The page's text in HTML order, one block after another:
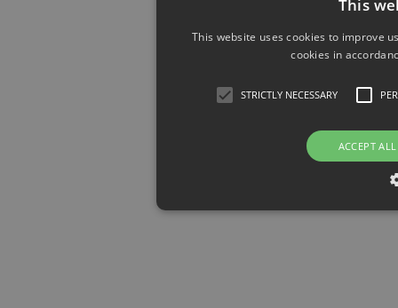
This
This website uses cookies to improve
cookies in
STRICTLY NECESSARY
ACCEPT ALL